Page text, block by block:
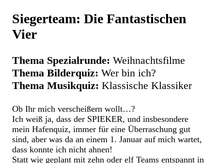
Siegerteam: Die Fantastischen
Vier
Thema Spezialrunde: Weihnachtsfilme
Thema Bilderquiz: Wer bin ich?
Thema Musikquiz: Klassische Klassiker
Ob Ihr mich verscheißern wollt…?
Ich weiß ja, dass der SPIEKER, und insbesondere
mein Hafenquiz, immer für eine Überraschung gut
sind, aber was da an einem 1. Januar auf mich wartet,
dass konnte ich nicht ahnen!
Statt wie geplant mit zehn oder elf Teams entspannt in